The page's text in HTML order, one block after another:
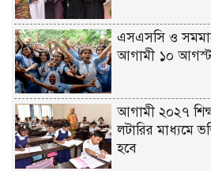
এসএসসি ও
আগামী ১০ আগস্ট
আগামী ২০২৭
লটারির মাধ্যমে
হবে